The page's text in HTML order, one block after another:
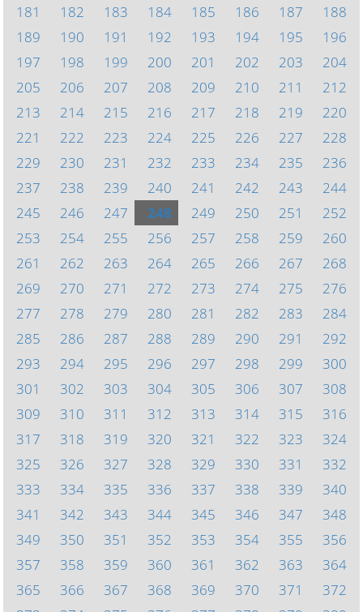
181
182 183 184 185 186 187
188
189
190 191 192 193 194 195
196
197
198 199 200 201 202 203
204
205
206 207 208 209 210 211
212
213
214 215 216 217 218 219
220
221
222 223 224 225 226 227
228
229
230 231 232 233 234 235
236
237
238 239 240 241 242 243
244
245
246 247 248 249 250 251
252
253
254 255 256 257 258 259
260
261
262 263 264 265 266 267
268
269
270 271 272 273 274 275
276
277
278 279 280 281 282 283
284
285
286 287 288 289 290 291
292
293
294 295 296 297 298 299
300
301
302 303 304 305 306 307
308
309
310 311 312 313 314 315
316
317
318 319 320 321 322 323
324
325
326 327 328 329 330 331
332
333
334 335 336 337 338 339
340
341
342 343 344 345 346 347
348
349
350 351 352 353 354 355
356
357
358 359 360 361 362 363
364
365
366 367 368 369 370 371
372